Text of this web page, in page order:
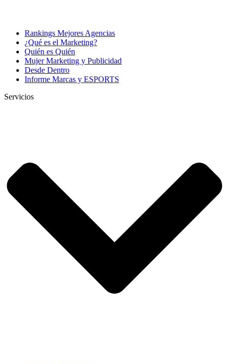
Rankings Mejores Agencias
¿Qué es el Marketing?
Quién es Quién
Mujer Marketing y Publicidad
Desde Dentro
Informe Marcas y ESPORTS
Servicios